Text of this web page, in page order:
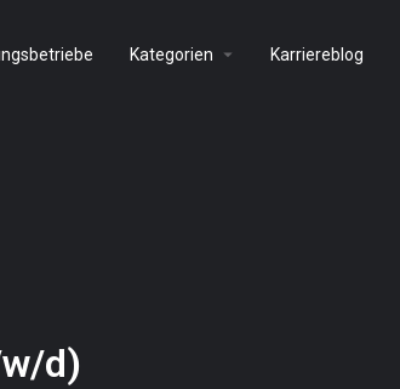
Kategorien Karriereblog
d)